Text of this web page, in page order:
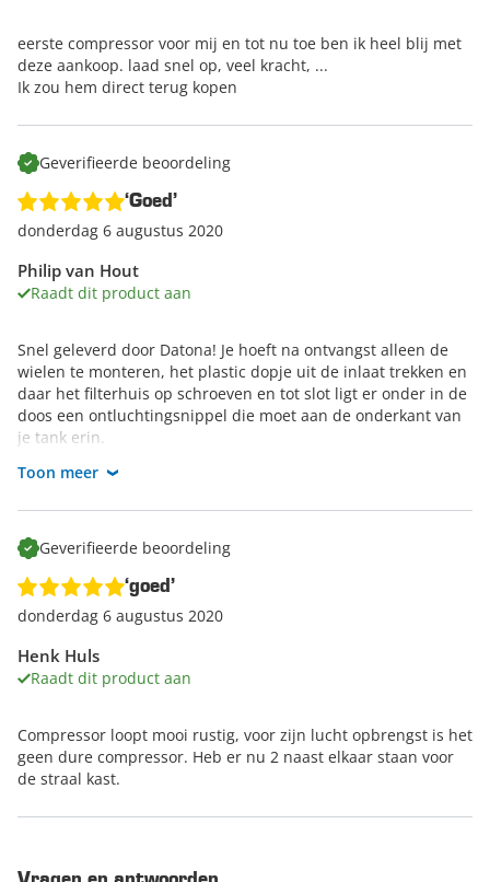
eerste compressor voor mij en tot nu toe ben ik heel blij met
deze aankoop. laad snel op, veel kracht, ...
Ik zou hem direct terug kopen
Geverifieerde beoordeling
Philip van Hout
Raadt dit product aan
‘Goed’
donderdag 6 augustus 2020
Snel geleverd door Datona! Je hoeft na ontvangst alleen de
wielen te monteren, het plastic dopje uit de inlaat trekken en
daar het filterhuis op schroeven en tot slot ligt er onder in de
doos een ontluchtingsnippel die moet aan de onderkant van
je tank erin.
Dit is de eerste keer dat ik werk met een compressor en het
Toon meer
Geverifieerde beoordeling
Henk Huls
Raadt dit product aan
‘goed’
donderdag 6 augustus 2020
Compressor loopt mooi rustig, voor zijn lucht opbrengst is het
geen dure compressor. Heb er nu 2 naast elkaar staan voor
de straal kast.